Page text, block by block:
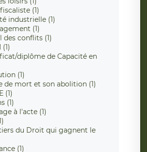
(1)
industrielle (1)
(1)
des conflits (1)
diplôme de Capacité en
(1)
de mort et son abolition (1)
(1)
(1)
à l'acte (1)
du Droit qui gagnent le
(1)